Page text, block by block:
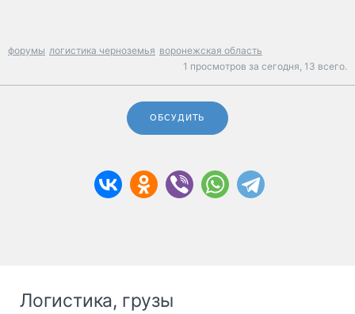
форумы логистика черноземья воронежская область
1 просмотров за сегодня, 13 всего.
ОБСУДИТЬ
Логистика, грузы